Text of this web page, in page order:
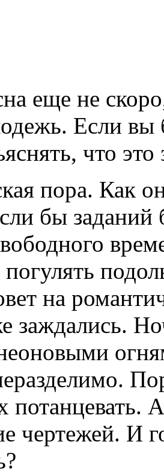
еще не
Если вы
что это
пора. Как
бы
погулять
на
заждались.
потанцевать.
чертежей. И